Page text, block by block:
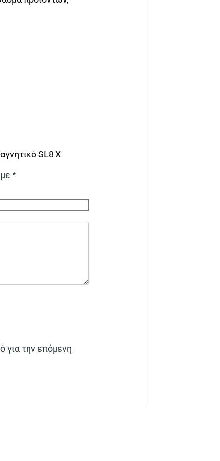
SL8 X
με*
για την επόμενη